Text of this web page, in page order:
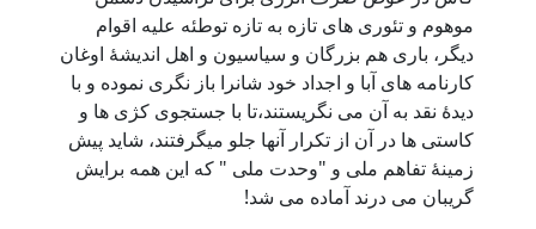
موهوم و تئوری های تازه به تازه توطئه علیه اقوام
دیگر، باری هم بزرگان و سیاسیون و اهل اندیشۀ اوغان
کارنامه های آبا و اجداد خود شانرا باز نگری نموده و با
دیدۀ نقد به آن می نگریستند،تا با جستجوی کژی ها و
کاستی ها در آن از تکرار آنها جلو میگرفتند، شاید پیش
زمینۀ تفاهم ملی و "وحدت ملی " که این همه برایش
گریبان می درند آماده می شد!